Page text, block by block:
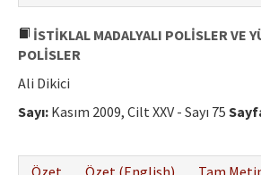
İSTİKLAL MADALYALI POLİSLER VE
POLİSLER
Ali Dikici
Sayı: Kasım 2009, Cilt XXV - Sayı 75